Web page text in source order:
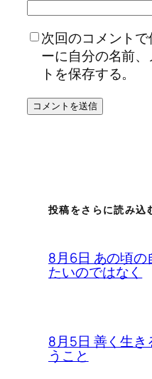
次回のコメント
ーに自分の名前
トを保存する。
投稿をさらに読み込
8月6日 あの頃の
たいのではなく
8月5日 善く生き
うこと